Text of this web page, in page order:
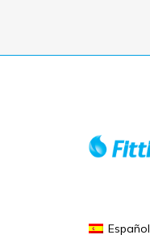
Español